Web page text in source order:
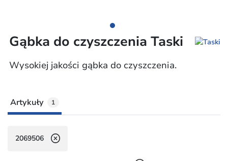
Gąbka do czyszczenia Taski
Wysokiej jakości gąbka do czyszczenia.
Artykuły 1
2069506